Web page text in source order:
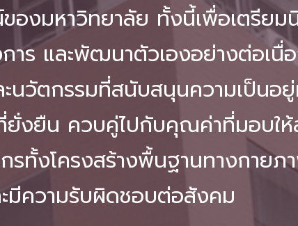
งมหาวิทยาลัย ทั้งนี้เพื่อเตรีย
าร และพัฒนาตัวเองอย่างต่อเนื่
นวัตกรรมที่สนับสนุนความเป็นอ
ยั่งยืน ควบคู่ไปกับคุณค่าที่มอบใ
งโครงสร้างพื้นฐานทางกายภ
ความรับผิดชอบต่อสังคม